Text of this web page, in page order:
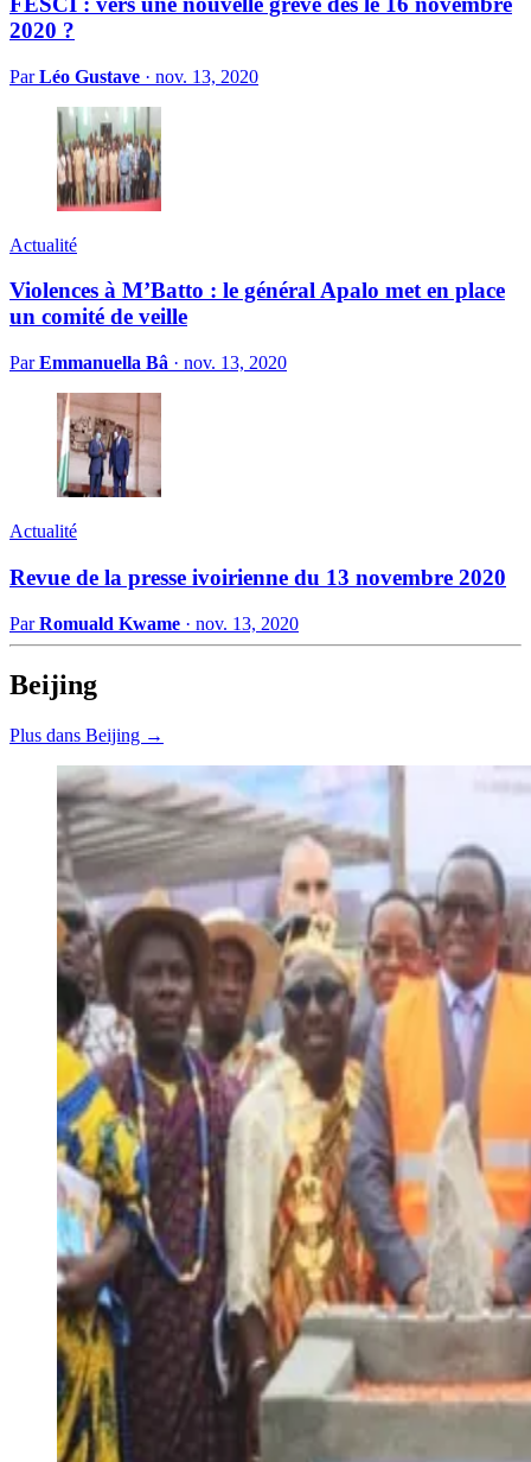
2020 ?
ParLéo Gustave · nov. 13, 2020
Actualité
Violences à M’Batto : le général Apalo met en place
un comité de veille
ParEmmanuella Bâ · nov. 13, 2020
Actualité
Revue de la presse ivoirienne du 13 novembre 2020
ParRomuald Kwame · nov. 13, 2020
Beijing
Plus dans Beijing →